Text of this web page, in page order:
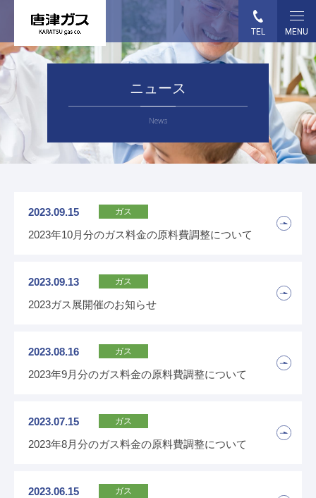
TEL MENU
HOME
各種お手続き
採用情報
緊急の時はこちら
ニュース
News
2023.09.15 ガス
2023年10月分のガス料金の原料費調整について
2023.09.13 ガス
2023ガス展開催のお知らせ
2023.08.16 ガス
2023年9月分のガス料金の原料費調整について
2023.07.15 ガス
2023年8月分のガス料金の原料費調整について
2023.06.15 ガス